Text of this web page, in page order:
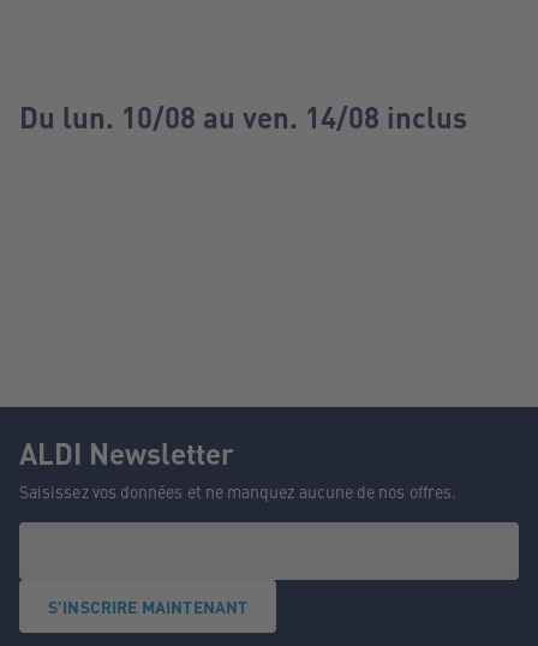
Du lun. 10/08 au ven. 14/08 inclus
ALDI Newsletter
Saisissez vos données et ne manquez aucune de nos offres.
S'INSCRIRE MAINTENANT